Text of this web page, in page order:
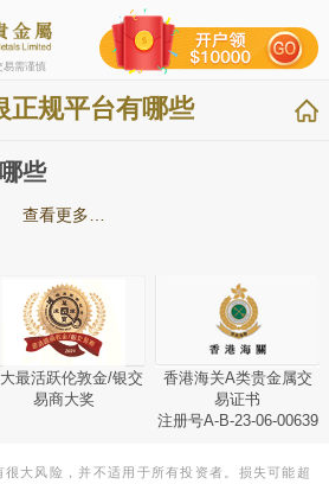
易需谨慎
正规平台有哪些
些
查看更多…
最活跃伦敦金/银交
易商大奖
香港海关A类贵金属交
易证书
注册号A-B-23-06-00639
大风险，并不适用于所有投资者。损失可能超